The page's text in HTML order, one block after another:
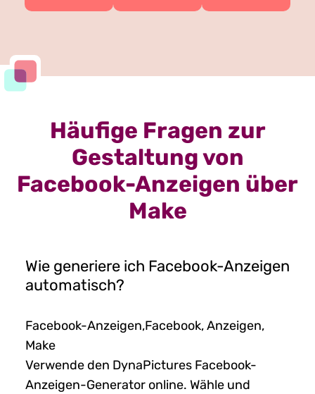
Häufige Fragen zur
Gestaltung von
Facebook-Anzeigen über
Make
Wie generiere ich Facebook-Anzeigen
automatisch?
Facebook-Anzeigen,Facebook, Anzeigen,
Make
Verwende den DynaPictures Facebook-
Anzeigen-Generator online. Wähle und